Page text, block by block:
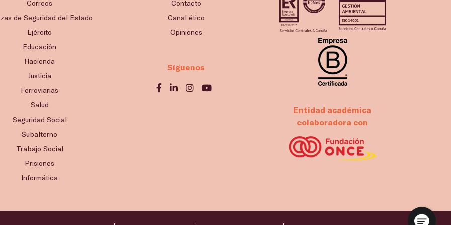
Correos
de Seguridad del Estado
Ejército
Educación
Hacienda
Justicia
Ferroviarias
Salud
Seguridad Social
Subalterno
Trabajo Social
Prisiones
Informática
Contacto
Canal ético
Opiniones
Síguenos
Entidad académica
colaboradora con